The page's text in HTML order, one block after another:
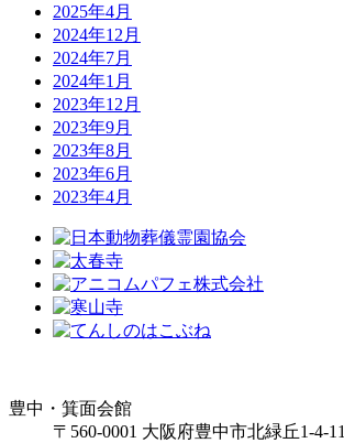
2025年4月
2024年12月
2024年7月
2024年1月
2023年12月
2023年9月
2023年8月
2023年6月
2023年4月
豊中・箕面会館
〒560-0001 大阪府豊中市北緑丘1-4-11